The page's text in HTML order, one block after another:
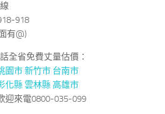
918
有@)
全省免費丈量估價：
園市新竹市 台南市
化縣雲林縣高雄市
迎來電0800-035-099